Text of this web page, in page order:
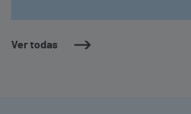
Ver todas